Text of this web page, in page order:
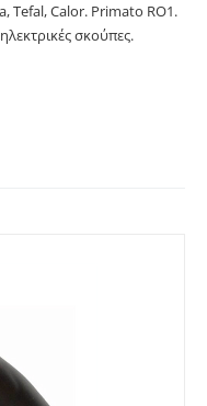
Tefal, Calor. Primato RO1.
σκούπες.